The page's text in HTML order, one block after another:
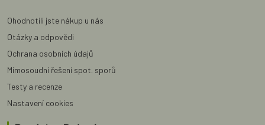
Ohodnotili jste nákup u nás
Otázky a odpovědi
Ochrana osobních údajů
Mimosoudní řešení spot. sporů
Testy a recenze
Nastavení cookies